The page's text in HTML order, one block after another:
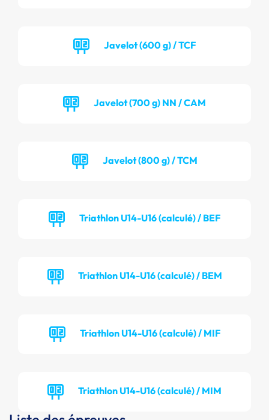
Javelot (600 g) / TCF
Javelot (700 g) NN / CAM
Javelot (800 g) / TCM
Triathlon U14-U16 (calculé) / BEF
Triathlon U14-U16 (calculé) / BEM
Triathlon U14-U16 (calculé) / MIF
Triathlon U14-U16 (calculé) / MIM